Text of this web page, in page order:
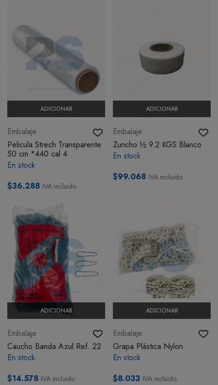
ADICIONAR
Embalaje
Pelicula Strech Transparente
50 cm *440 cal 4
En stock
$36.288 IVA incluido
ADICIONAR
Embalaje
Zuncho ½ 9.2 KGS Blanco
En stock
$99.068 IVA incluido
ADICIONAR
Embalaje
Caucho Banda Azul Ref. 22
En stock
$14.578 IVA incluido
ADICIONAR
Embalaje
Grapa Plástica Nylon
En stock
$8.033 IVA incluido